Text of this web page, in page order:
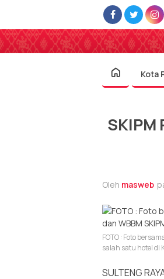
Kota
Oleh masweb
FOTO : Foto
salah satu hotel di
SULTENG